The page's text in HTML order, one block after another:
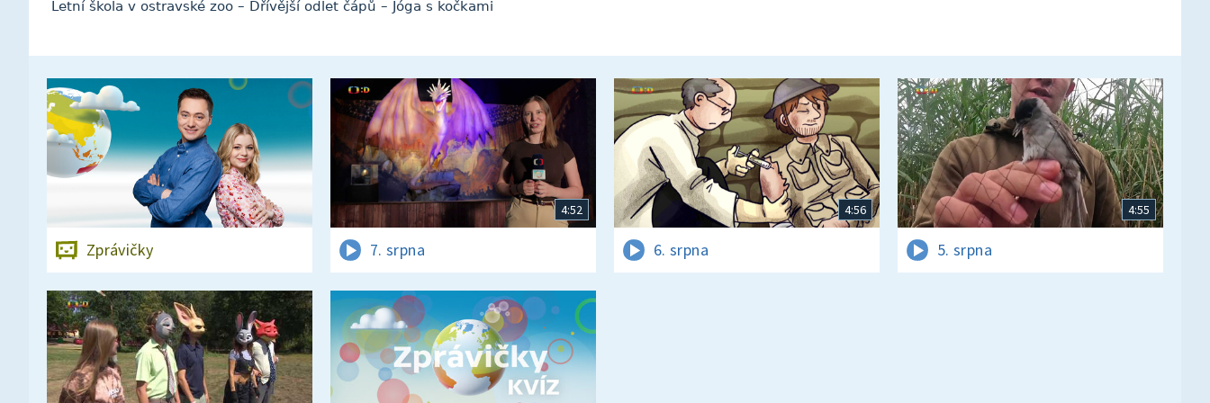
Letní škola v ostravské zoo – Dřívější odlet čápů – Jóga s kočkami
Zprávičky
4:52
7. srpna
4:56
6. srpna
4:55
5. srpna